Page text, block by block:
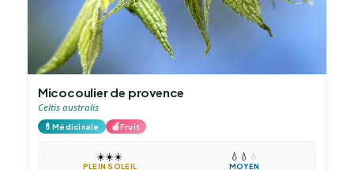
Micocoulier de provence
Celtis australis
💊Médicinale 🍎Fruit
☀️☀️☀️
PLEIN SOLEIL
💧 💧 💧
MOYEN